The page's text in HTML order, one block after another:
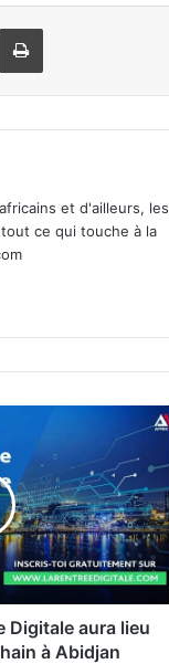
par email Imprimer
et d'ailleurs, les
ce qui touche à la
Digitale aura lieu
à Abidjan